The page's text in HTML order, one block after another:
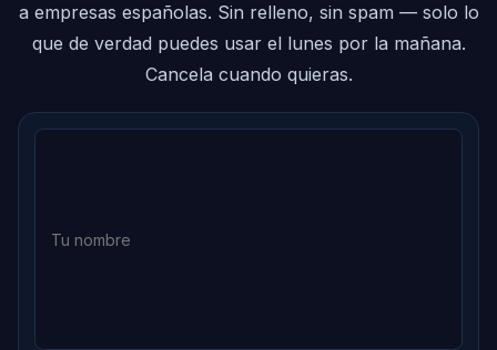
a empresas españolas. Sin relleno, sin spam — solo lo
que de verdad puedes usar el lunes por la mañana.
Cancela cuando quieras.